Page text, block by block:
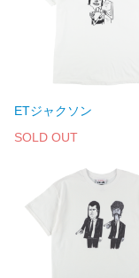
ETジャクソン
SOLD OUT